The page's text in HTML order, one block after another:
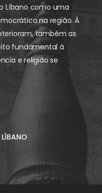
Líbano como uma
na região. À
também as
fundamental à
e religião se
LÍBANO